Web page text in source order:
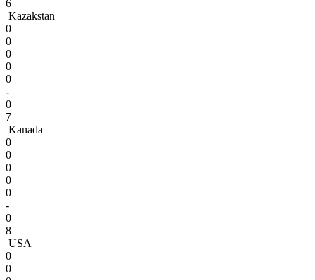
6
Kazakstan
0
0
0
0
0
-
0
7
Kanada
0
0
0
0
0
-
0
8
USA
0
0